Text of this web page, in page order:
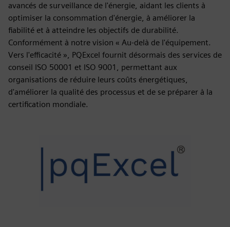
avancés de surveillance de l'énergie, aidant les clients à
optimiser la consommation d'énergie, à améliorer la
fiabilité et à atteindre les objectifs de durabilité.
Conformément à notre vision « Au-delà de l'équipement.
Vers l'efficacité », PQExcel fournit désormais des services de
conseil ISO 50001 et ISO 9001, permettant aux
organisations de réduire leurs coûts énergétiques,
d'améliorer la qualité des processus et de se préparer à la
certification mondiale.